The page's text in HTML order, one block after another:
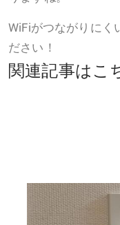
WiFiがつながりにく
ださい！
関連記事はこ